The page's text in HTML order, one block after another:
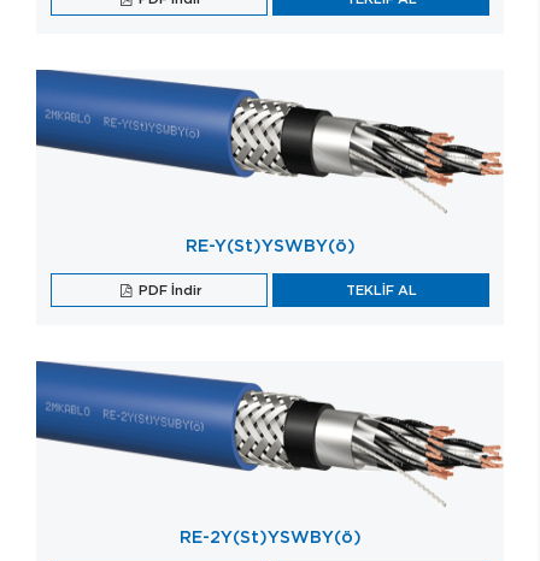
RE-Y(St)YSWBY(ö)
PDF İndir TEKLİF AL
RE-2Y(St)YSWBY(ö)